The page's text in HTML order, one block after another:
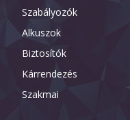
Szabályozók
Alkuszok
Biztosítók
Kárrendezés
Szakmai